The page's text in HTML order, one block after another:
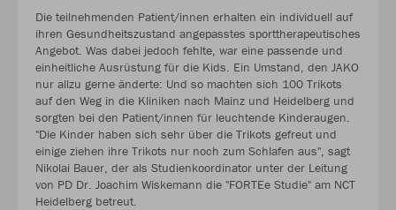
Die teilnehmenden Patient/innen erhalten ein individuell auf
ihren Gesundheitszustand angepasstes sporttherapeutisches
Angebot. Was dabei jedoch fehlte, war eine passende und
einheitliche Ausrüstung für die Kids. Ein Umstand, den JAKO
nur allzu gerne änderte: Und so machten sich 100 Trikots
auf den Weg in die Kliniken nach Mainz und Heidelberg und
sorgten bei den Patient/innen für leuchtende Kinderaugen.
"Die Kinder haben sich sehr über die Trikots gefreut und
einige ziehen ihre Trikots nur noch zum Schlafen aus", sagt
Nikolai Bauer, der als Studienkoordinator unter der Leitung
von PD Dr. Joachim Wiskemann die "FORTEe Studie" am NCT
Heidelberg betreut.